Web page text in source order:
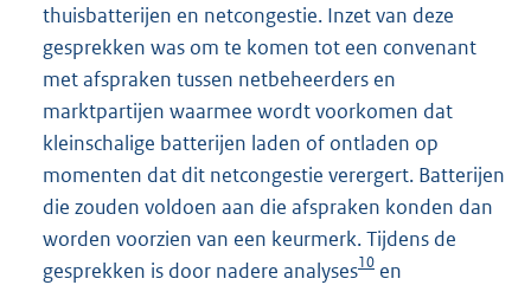
thuisbatterijen en netcongestie. Inzet van deze
gesprekken was om te komen tot een convenant
met afspraken tussen netbeheerders en
marktpartijen waarmee wordt voorkomen dat
kleinschalige batterijen laden of ontladen op
momenten dat dit netcongestie verergert. Batterijen
die zouden voldoen aan die afspraken konden dan
worden voorzien van een keurmerk. Tijdens de
gesprekken is door nadere analyses10 en